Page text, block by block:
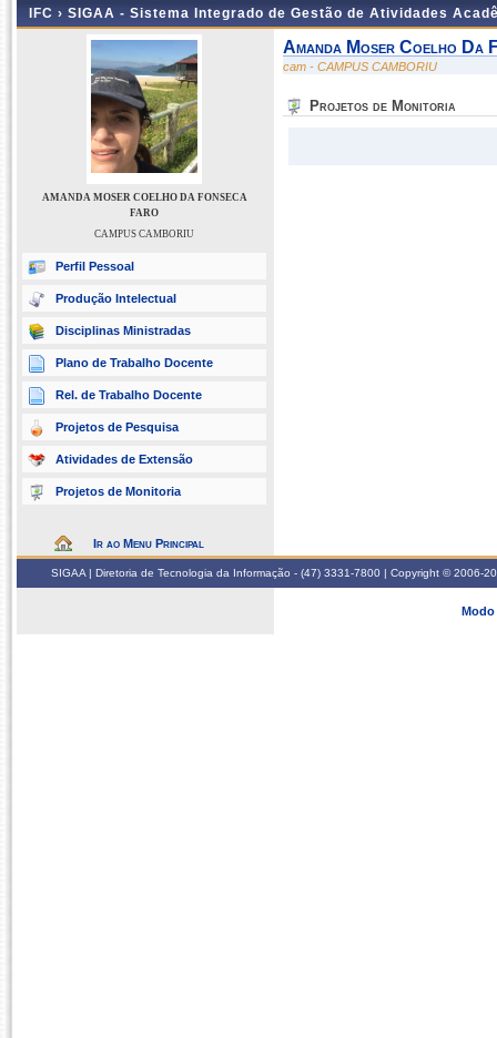
IFC › SIGAA - Sistema Integrado de Gestão de Atividades
AMANDA MOSER COELHO DA FONSECA
FARO
CAMPUS CAMBORIU
Perfil Pessoal
Produção Intelectual
Disciplinas Ministradas
Plano de Trabalho Docente
Rel. de Trabalho Docente
Projetos de Pesquisa
Atividades de Extensão
Projetos de Monitoria
Ir ao Menu Principal
Amanda Moser Coelho Da
cam - CAMPUS CAMBORIU
Projetos de Monitoria
SIGAA | Diretoria de Tecnologia da Informação - (47) 3331-7800 | Copyright © 2006-
Modo